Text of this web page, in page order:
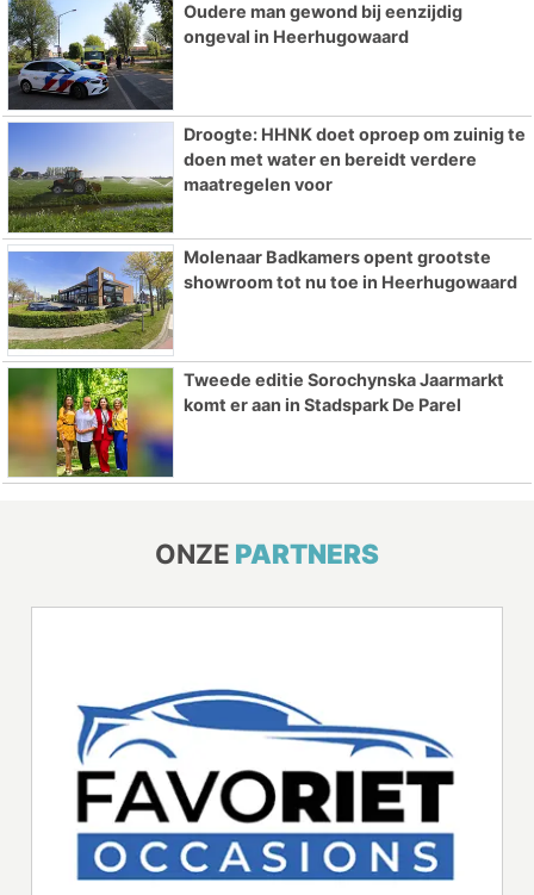
Oudere man gewond bij eenzijdig
ongeval in Heerhugowaard
Droogte: HHNK doet oproep om zuinig te
doen met water en bereidt verdere
maatregelen voor
Molenaar Badkamers opent grootste
showroom tot nu toe in Heerhugowaard
Tweede editie Sorochynska Jaarmarkt
komt er aan in Stadspark De Parel
ONZE PARTNERS